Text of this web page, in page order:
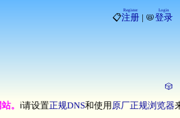
📋注册
Register
| 📛登录
Login
🎲
ℹ请设置正规DNS和使用原厂正规浏览器 来访